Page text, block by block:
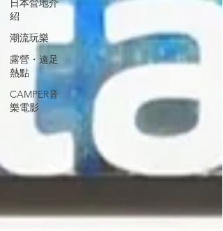
日本營地介
紹
潮流玩樂
露營・遠足
熱點
CAMPER音
樂電影